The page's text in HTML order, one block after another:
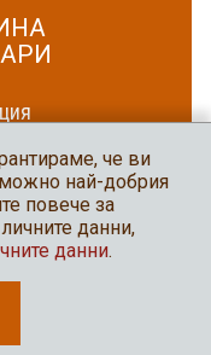
Нео медия
че ви
най-добрия
повече за
данни,
данни.